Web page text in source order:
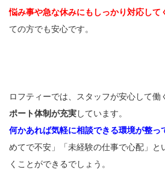
悩み事や急な休みにもしっかり対応して
ての方でも安心です。
ロフティーでは、スタッフが安心して働
ポート体制が充実しています。
何かあれば気軽に相談できる環境が整っ
めてで不安」「未経験の仕事で心配」と
くことができるでしょう。